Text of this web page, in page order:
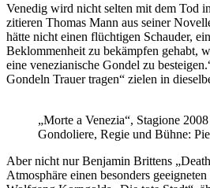
Venedig wird nicht selten mit dem Tod
zitieren Thomas Mann aus seiner
hätte nicht einen flüchtigen Schauder,
Beklommenheit zu bekämpfen gehabt,
eine venezianische Gondel zu
Gondeln Trauer tragen“ zielen in
„Morte a Venezia“, Stagione
Gondoliere, Regie und Bühne:
Aber nicht nur Benjamin Brittens
Atmosphäre einen besonders